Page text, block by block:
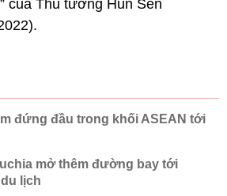
của Thủ tướng Hun Sen
đứng đầu trong khối ASEAN tới
mở thêm đường bay tới
lịch